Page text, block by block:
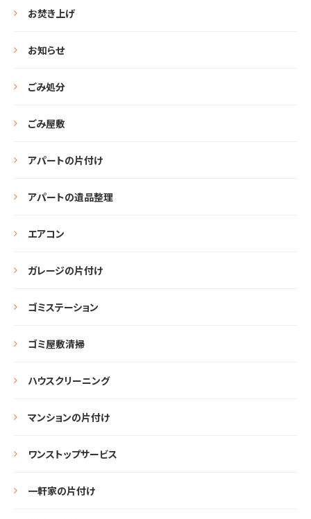
お焚き上げ
お知らせ
ごみ処分
ごみ屋敷
アパートの片付け
アパートの遺品整理
エアコン
ガレージの片付け
ゴミステーション
ゴミ屋敷清掃
ハウスクリーニング
マンションの片付け
ワンストップサービス
一軒家の片付け